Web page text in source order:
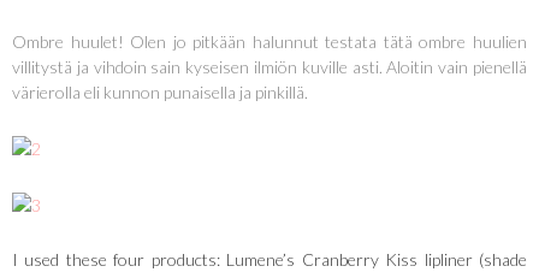
Ombre huulet! Olen jo pitkään halunnut testata tätä ombre huulien
villitystä ja vihdoin sain kyseisen ilmiön kuville asti. Aloitin vain pienellä
värierolla eli kunnon punaisella ja pinkillä.
I used these four products: Lumene’s Cranberry Kiss lipliner (shade